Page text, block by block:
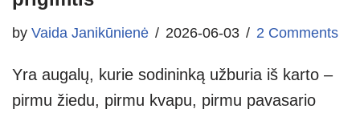
by Vaida Janikūnienė 2026-06-03 2 Comments
Yra augalų, kurie sodininką užburia iš karto –
pirmu žiedu, pirmu kvapu, pirmu pavasario